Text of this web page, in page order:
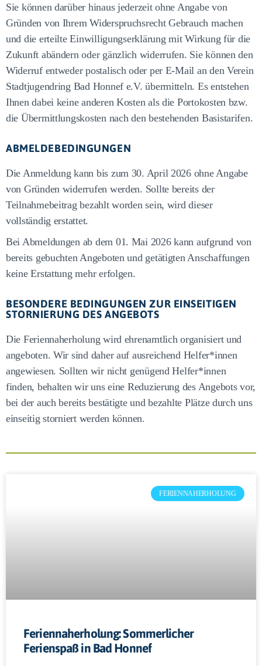
Sie können darüber hinaus jederzeit ohne Angabe von
Gründen von Ihrem Widerspruchsrecht Gebrauch machen
und die erteilte Einwilligungserklärung mit Wirkung für die
Zukunft abändern oder gänzlich widerrufen. Sie können den
Widerruf entweder postalisch oder per E-Mail an den Verein
Stadtjugendring Bad Honnef e.V. übermitteln. Es entstehen
Ihnen dabei keine anderen Kosten als die Portokosten bzw.
die Übermittlungskosten nach den bestehenden Basistarifen.
ABMELDEBEDINGUNGEN
Die Anmeldung kann bis zum 30. April 2026 ohne Angabe
von Gründen widerrufen werden. Sollte bereits der
Teilnahmebeitrag bezahlt worden sein, wird dieser
vollständig erstattet.
Bei Abmeldungen ab dem 01. Mai 2026 kann aufgrund von
bereits gebuchten Angeboten und getätigten Anschaffungen
keine Erstattung mehr erfolgen.
BESONDERE BEDINGUNGEN ZUR EINSEITIGEN
STORNIERUNG DES ANGEBOTS
Die Feriennaherholung wird ehrenamtlich organisiert und
angeboten. Wir sind daher auf ausreichend Helfer*innen
angewiesen. Sollten wir nicht genügend Helfer*innen
finden, behalten wir uns eine Reduzierung des Angebots vor,
bei der auch bereits bestätigte und bezahlte Plätze durch uns
einseitig storniert werden können.
FERIENNAHERHOLUNG
Feriennaherholung: Sommerlicher
Ferienspaß in Bad Honnef